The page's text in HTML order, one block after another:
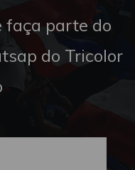
faça parte do
do Tricolor